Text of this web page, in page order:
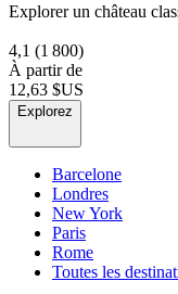
Explorer un château
4,1 (1 800)
À partir de
12,63 $US
Explorez
Barcelone
Londres
New York
Paris
Rome
Toutes les